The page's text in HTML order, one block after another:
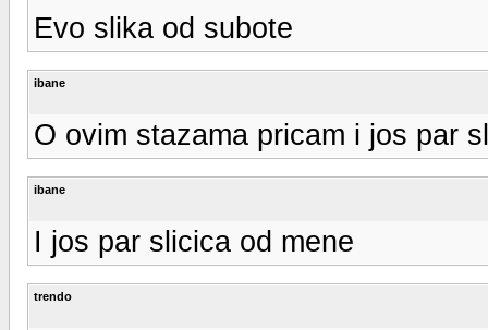
Evo slika od subote
ibane
O ovim stazama pricam i jos par
ibane
I jos par slicica od mene
trendo